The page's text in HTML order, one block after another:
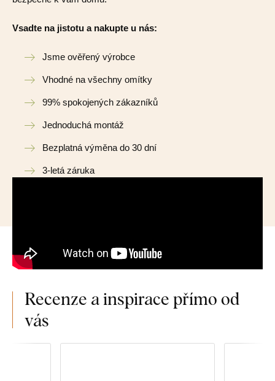
Vsadte na jistotu a nakupte u nás:
Jsme ověřený výrobce
Vhodné na všechny omítky
99% spokojených zákazníků
Jednoduchá montáž
Bezplatná výměna do 30 dní
3-letá záruka
Recenze a inspirace přímo od
vás